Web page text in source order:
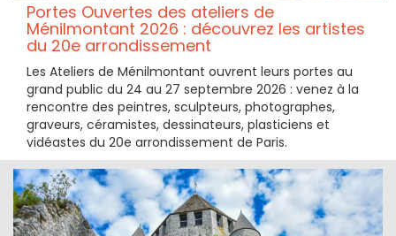
Portes Ouvertes des ateliers de
Ménilmontant 2026 : découvrez les artistes
du 20e arrondissement
Les Ateliers de Ménilmontant ouvrent leurs portes au
grand public du 24 au 27 septembre 2026 : venez à la
rencontre des peintres, sculpteurs, photographes,
graveurs, céramistes, dessinateurs, plasticiens et
vidéastes du 20e arrondissement de Paris.